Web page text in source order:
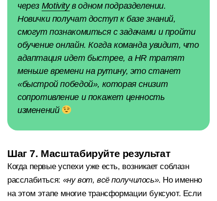
через Motivity в одном подразделении.
Новички получат доступ к базе знаний,
смогут познакомиться с задачами и пройти
обучение онлайн. Когда команда увидит, что
адаптация идет быстрее, а HR тратят
меньше времени на рутину, это станет
«быстрой победой», которая снизит
сопротивление и покажет ценность
изменений
Шаг 7. Масштабируйте результат
Когда первые успехи уже есть, возникает соблазн
расслабиться: «ну вот, всё получилось». Но именно
на этом этапе многие трансформации буксуют. Если